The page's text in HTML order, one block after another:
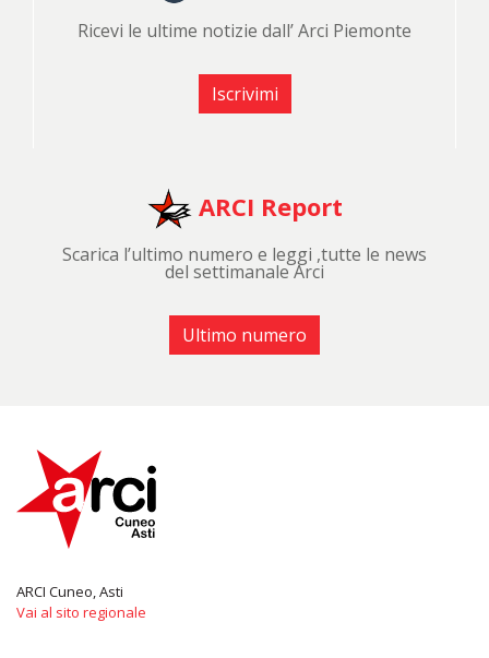
Ricevi le ultime notizie dall’ Arci Piemonte
Iscrivimi
ARCI Report
Scarica l’ultimo numero e leggi ,tutte le news
del settimanale Arci
Ultimo numero
ARCI Cuneo, Asti
Vai al sito regionale